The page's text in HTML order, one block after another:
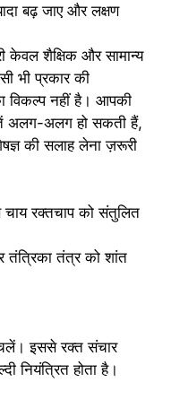
बढ़ जाए और लक्षण
केवल शैक्षिक और सामान्य
भी प्रकार की
विकल्प नहीं है। आपकी
अलग-अलग हो सकती हैं,
की सलाह लेना ज़रूरी
चाय रक्तचाप को संतुलित
तंत्रिका तंत्र को शांत
इससे रक्त संचार
नियंत्रित होता है।